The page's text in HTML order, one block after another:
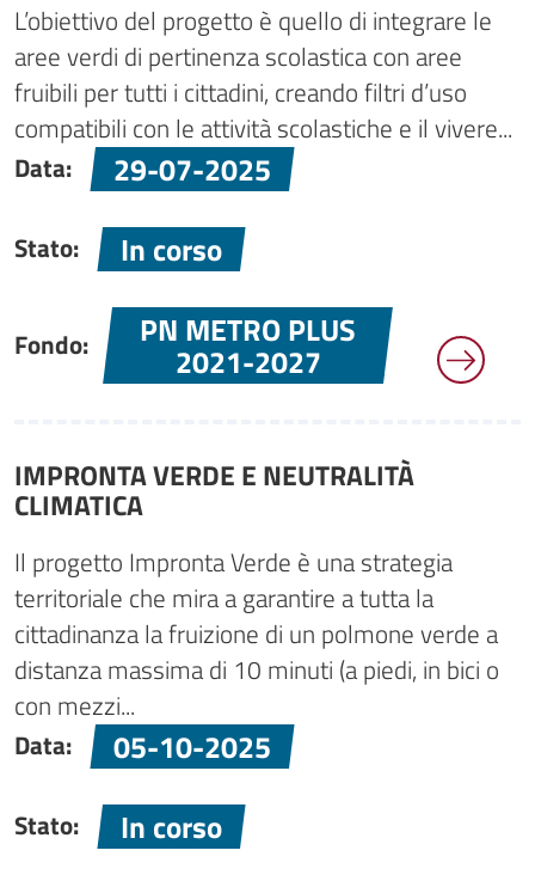
L’obiettivo del progetto è quello di integrare le
aree verdi di pertinenza scolastica con aree
fruibili per tutti i cittadini, creando filtri d’uso
compatibili con le attività scolastiche e il vivere...
Data:
29-07-2025
Stato: In corso
Fondo: PN METRO PLUS
2021-2027
IMPRONTA VERDE E NEUTRALITÀ
CLIMATICA
Il progetto Impronta Verde è una strategia
territoriale che mira a garantire a tutta la
cittadinanza la fruizione di un polmone verde a
distanza massima di 10 minuti (a piedi, in bici o
con mezzi...
Data:
05-10-2025
Stato: In corso